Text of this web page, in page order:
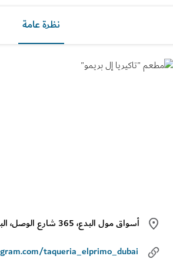
نظرة عامة
أسواق مول البدع، 365 شارع الوصل، البدع، دبي
taqueria_elprimo_dubai